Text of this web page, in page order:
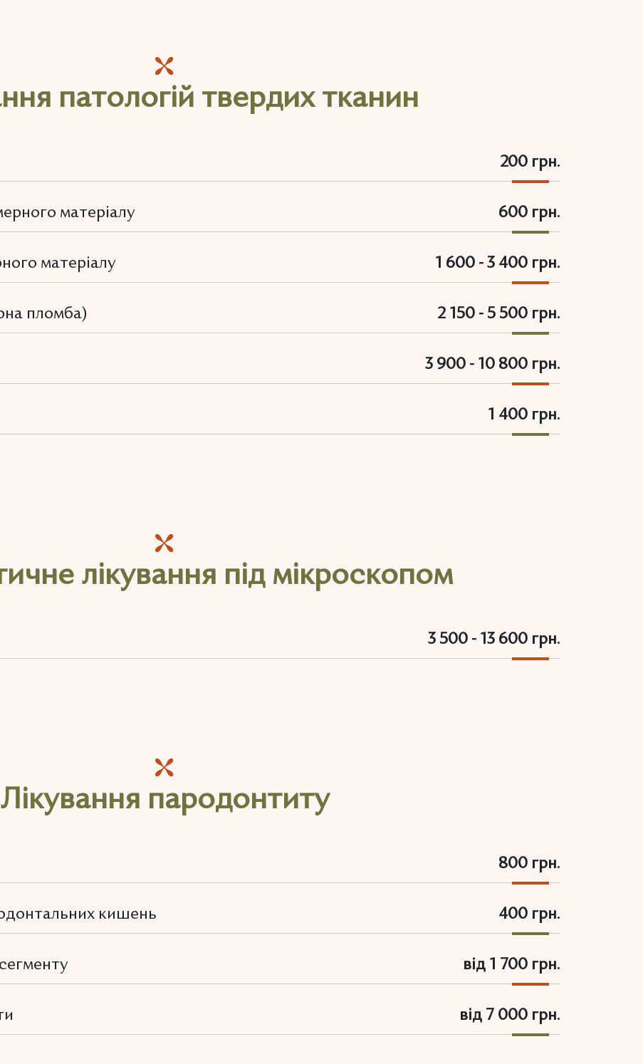
патологій твердих тканин
200 грн.
матеріалу 600 грн.
матеріалу 1 600 - 3 400 грн.
пломба) 2 150 - 5 500 грн.
3 900 - 10 800 грн.
1 400 грн.
лікування під мікроскопом
3 500 - 13 600 грн.
Лікування пародонтиту
800 грн.
кишень 400 грн.
від 1 700 грн.
від 7 000 грн.